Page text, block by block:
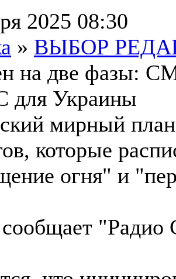
2025 08:30
» ВЫБОР
мирный
которые
огня" и
"Радио